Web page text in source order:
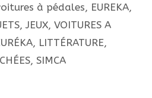
à pédales, EUREKA,
JEUX, VOITURES A
, LITTÉRATURE,
, SIMCA